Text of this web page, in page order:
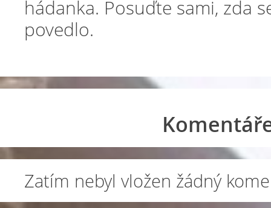
hádanka. Posuďte sami, zda
povedlo.
Zatím nebyl vložen žádný